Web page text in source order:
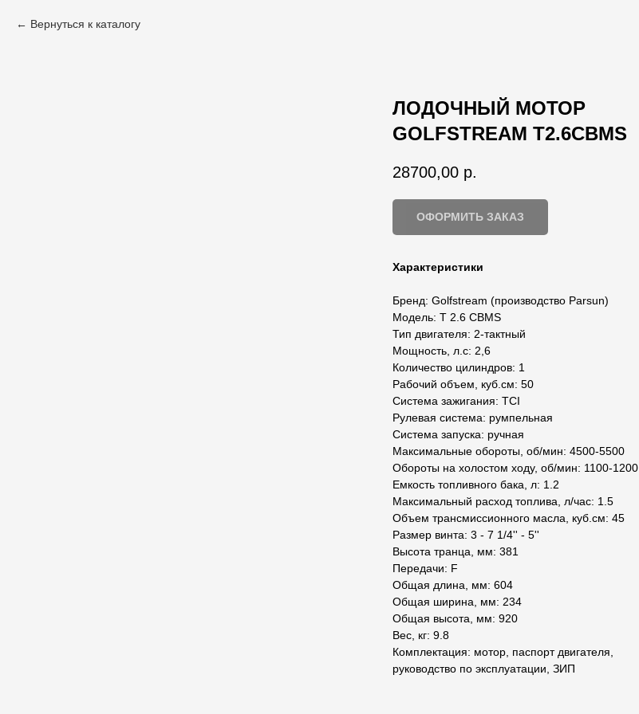
Вернуться к каталогу
ЛОДОЧНЫЙ МОТОР
GOLFSTREAM T2.6CBMS
28700,00 р.
ОФОРМИТЬ ЗАКАЗ
Характеристики
Бренд: Golfstream (производство Parsun)
Модель: T 2.6 CBMS
Тип двигателя: 2-тактный
Мощность, л.с: 2,6
Количество цилиндров: 1
Рабочий объем, куб.см: 50
Система зажигания: TCI
Рулевая система: румпельная
Система запуска: ручная
Максимальные обороты, об/мин: 4500-5500
Обороты на холостом ходу, об/мин: 1100-1200
Емкость топливного бака, л: 1.2
Максимальный расход топлива, л/час: 1.5
Объем трансмиссионного масла, куб.см: 45
Размер винта: 3 - 7 1/4'' - 5''
Высота транца, мм: 381
Передачи: F
Общая длина, мм: 604
Общая ширина, мм: 234
Общая высота, мм: 920
Вес, кг: 9.8
Комплектация: мотор, паспорт двигателя,
руководство по эксплуатации, ЗИП